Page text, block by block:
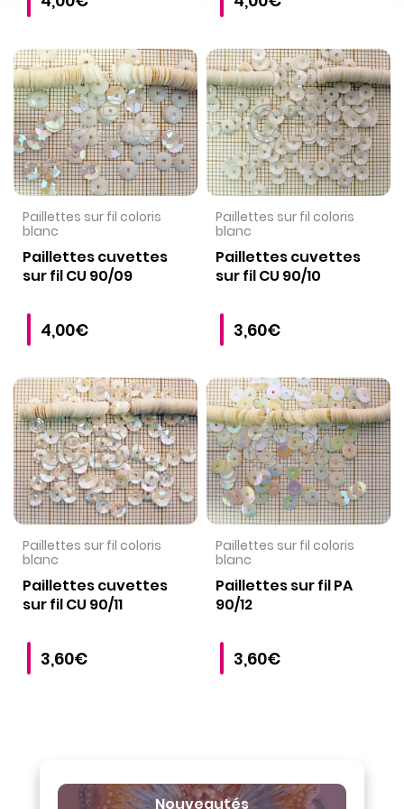
VOIR LE PRODUIT
Paillettes sur fil coloris
blanc
Paillettes cuvettes
sur fil CU 90/09
4,00€
VOIR LE PRODUIT
Paillettes sur fil coloris
blanc
Paillettes cuvettes
sur fil CU 90/10
3,60€
VOIR LE PRODUIT
Paillettes sur fil coloris
blanc
Paillettes cuvettes
sur fil CU 90/11
3,60€
VOIR LE PRODUIT
Paillettes sur fil coloris
blanc
Paillettes sur fil PA
90/12
3,60€
Nouveautés